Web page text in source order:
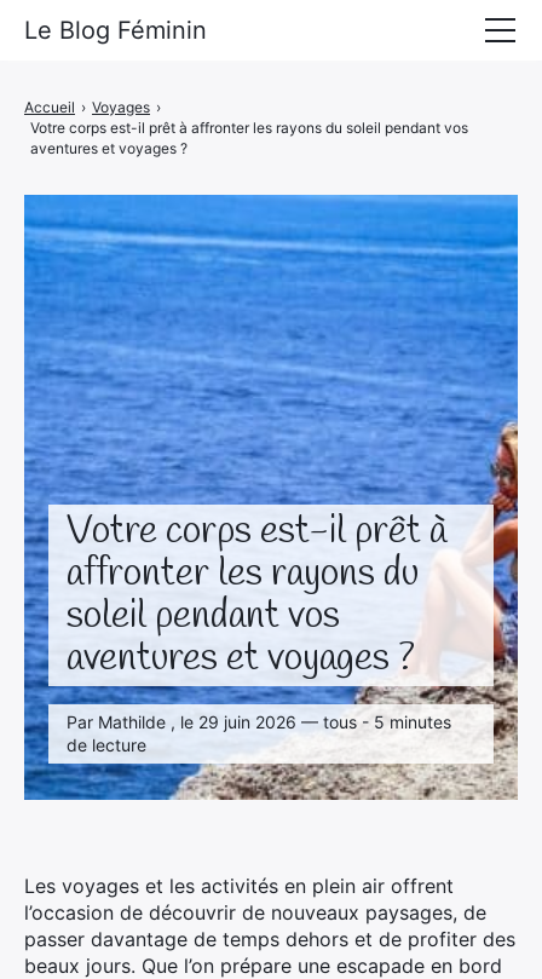
Votre corps est-il prêt à
affronter les rayons du
soleil pendant vos
aventures et voyages ?
Par Mathilde , le 29 juin 2026 — tous - 5 minutes
de lecture
Accueil › Voyages ›
Votre corps est-il prêt à affronter les rayons du soleil pendant vos
aventures et voyages ?
Les voyages et les activités en plein air offrent
l’occasion de découvrir de nouveaux paysages, de
passer davantage de temps dehors et de profiter des
beaux jours. Que l’on prépare une escapade en bord
Le Blog Féminin
Alimentation
Mode
Beauté
Bien-être
Voyages
Déco & Maison
Amour